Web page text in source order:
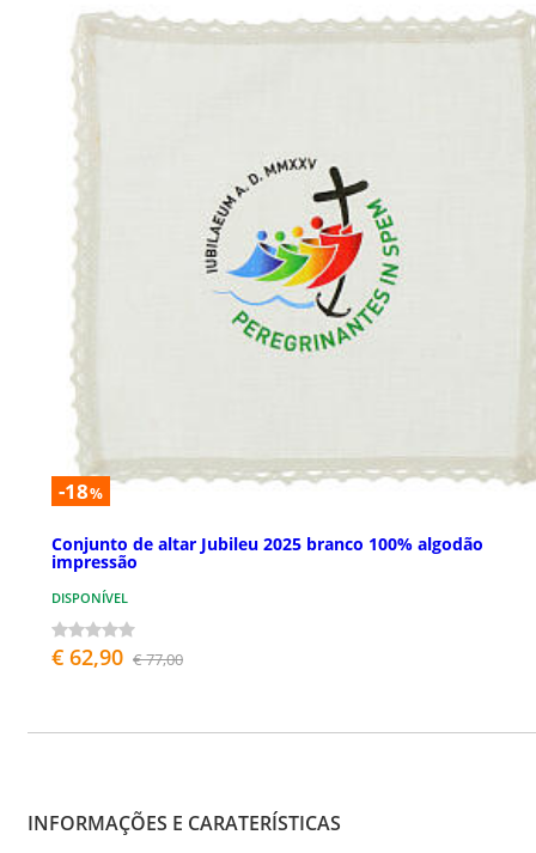
-18%
Conjunto de altar Jubileu 2025 branco 100% algodão
impressão
DISPONÍVEL
€ 62,90 € 77,00
INFORMAÇÕES E CARATERÍSTICAS